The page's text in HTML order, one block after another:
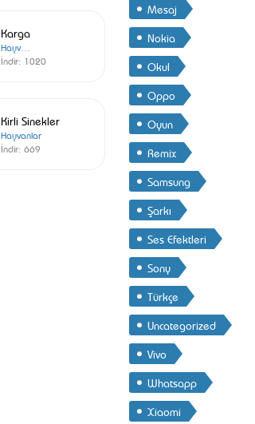
Karga
Hayvanlar
İndir: 1020
Kirli Sinekler
Hayvanlar
İndir: 669
Mesaj
Nokia
Okul
Oppo
Oyun
Remix
Samsung
Şarkı
Ses Efektleri
Sony
Türkçe
Uncategorized
Vivo
Whatsapp
Xiaomi